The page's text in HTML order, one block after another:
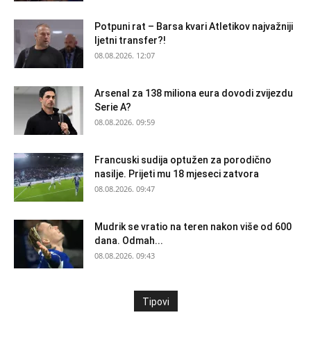
Potpuni rat – Barsa kvari Atletikov najvažniji
ljetni transfer?!
08.08.2026. 12:07
Arsenal za 138 miliona eura dovodi zvijezdu
Serie A?
08.08.2026. 09:59
Francuski sudija optužen za porodično
nasilje. Prijeti mu 18 mjeseci zatvora
08.08.2026. 09:47
Mudrik se vratio na teren nakon više od 600
dana. Odmah...
08.08.2026. 09:43
Tipovi